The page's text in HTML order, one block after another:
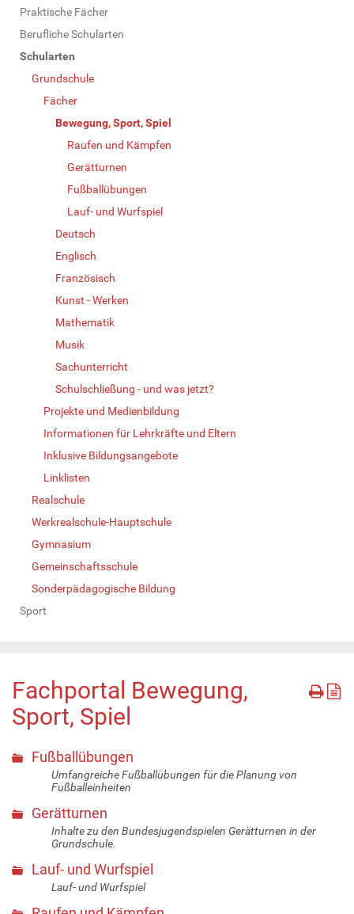
Praktische Fächer
Berufliche Schularten
Schularten
Grundschule
Fächer
Bewegung, Sport, Spiel
Raufen und Kämpfen
Gerätturnen
Fußballübungen
Lauf- und Wurfspiel
Deutsch
Englisch
Französisch
Kunst - Werken
Mathematik
Musik
Sachunterricht
Schulschließung - und was jetzt?
Projekte und Medienbildung
Informationen für Lehrkräfte und Eltern
Inklusive Bildungsangebote
Linklisten
Realschule
Werkrealschule-Hauptschule
Gymnasium
Gemeinschaftsschule
Sonderpädagogische Bildung
Sport
Fachportal Bewegung,
Sport, Spiel
Fußballübungen
Umfangreiche Fußballübungen für die Planung von
Fußballeinheiten
Gerätturnen
Inhalte zu den Bundesjugendspielen Gerätturnen in der
Grundschule.
Lauf- und Wurfspiel
Lauf- und Wurfspiel